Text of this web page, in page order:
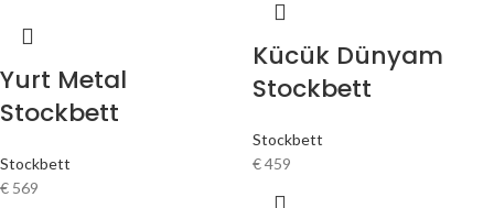
Yurt Metal
Stockbett
Stockbett
€ 569
Kücük Dünyam
Stockbett
Stockbett
€459